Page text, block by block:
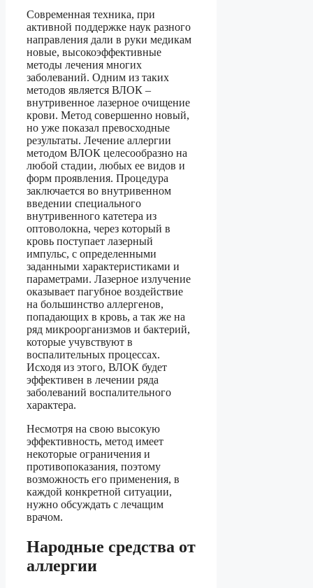
Современная техника, при
активной поддержке наук разного
направления дали в руки медикам
новые, высокоэффективные
методы лечения многих
заболеваний. Одним из таких
методов является ВЛОК –
внутривенное лазерное очищение
крови. Метод совершенно новый,
но уже показал превосходные
результаты. Лечение аллергии
методом ВЛОК целесообразно на
любой стадии, любых ее видов и
форм проявления. Процедура
заключается во внутривенном
введении специального
внутривенного катетера из
оптоволокна, через который в
кровь поступает лазерный
импульс, с определенными
заданными характеристиками и
параметрами. Лазерное излучение
оказывает пагубное воздействие
на большинство аллергенов,
попадающих в кровь, а так же на
ряд микроорганизмов и бактерий,
которые учувствуют в
воспалительных процессах.
Исходя из этого, ВЛОК будет
эффективен в лечении ряда
заболеваний воспалительного
характера.
Несмотря на свою высокую
эффективность, метод имеет
некоторые ограничения и
противопоказания, поэтому
возможность его применения, в
каждой конкретной ситуации,
нужно обсуждать с лечащим
врачом.
Народные средства от
аллергии